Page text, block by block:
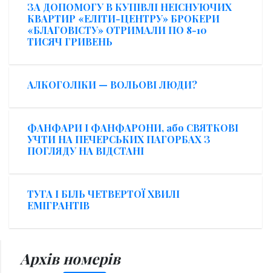
ЗА ДОПОМОГУ В КУПІВЛІ НЕІСНУЮЧИХ
КВАРТИР «ЕЛІТИ-ЦЕНТРУ» БРОКЕРИ
«БЛАГОВІСТУ» ОТРИМАЛИ ПО 8-10
ТИСЯЧ ГРИВЕНЬ
АЛКОГОЛІКИ — ВОЛЬОВІ ЛЮДИ?
ФАНФАРИ І ФАНФАРОНИ, або СВЯТКОВІ
УЧТИ НА ПЕЧЕРСЬКИХ ПАГОРБАХ З
ПОГЛЯДУ НА ВІДСТАНІ
ТУГА І БІЛЬ ЧЕТВЕРТОЇ ХВИЛІ
ЕМІГРАНТІВ
Архів номерів